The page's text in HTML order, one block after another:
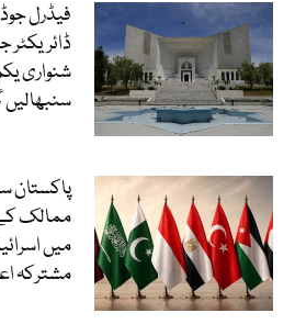
فیڈرل
ڈائریکٹر
شنواری
ممالک کے
میں
مشترکہ